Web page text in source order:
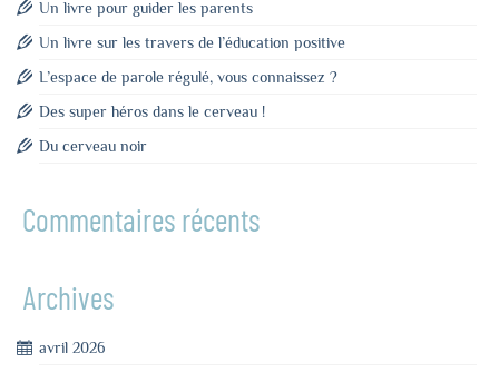
Un livre pour guider les parents
Un livre sur les travers de l’éducation positive
L’espace de parole régulé, vous connaissez ?
Des super héros dans le cerveau !
Du cerveau noir
Commentaires récents
Archives
avril 2026